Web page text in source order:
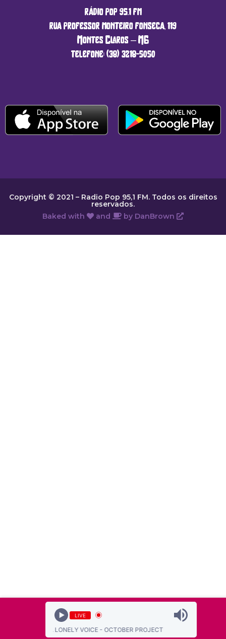
rádio pop 95.1 fm
rua professor monteiro fonseca, 119
Montes Claros – MG
telefone: (38) 3218-5050
Copyright © 2021 – Radio Pop 95,1 FM. Todos os direitos
reservados.
Baked with
and by DanBrown
LIVE
A LONELY VOICE - OCTOBER PROJECT